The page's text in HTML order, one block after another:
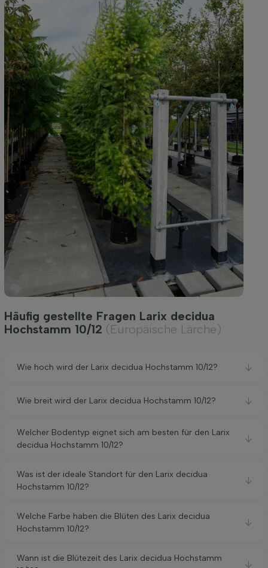
Häufig gestellte Fragen Larix decidua
Hochstamm 10/12 (Europäische Lärche)
Wie hoch wird der Larix decidua Hochstamm 10/12?
Wie breit wird der Larix decidua Hochstamm 10/12?
Welcher Bodentyp eignet sich am besten für den Larix
decidua Hochstamm 10/12?
Was ist der ideale Standort für den Larix decidua
Hochstamm 10/12?
Welche Farbe haben die Blüten des Larix decidua
Hochstamm 10/12?
Wann ist die Blütezeit des Larix decidua Hochstamm